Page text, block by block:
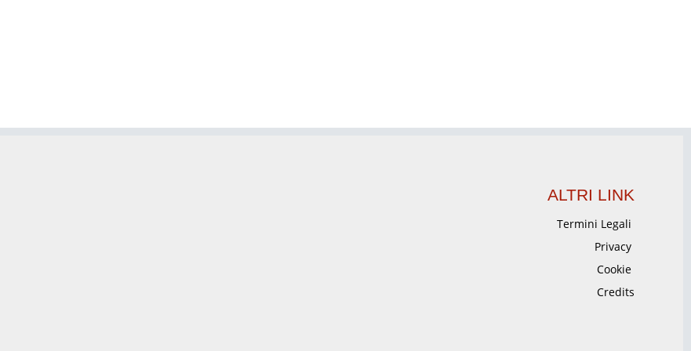
ALTRI LINK
Termini Legali
Privacy
Cookie
Credits